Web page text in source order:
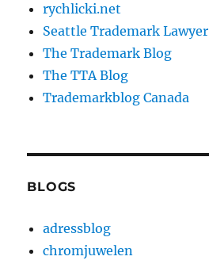
rychlicki.net
Seattle Trademark Lawyer
The Trademark Blog
The TTA Blog
Trademarkblog Canada
BLOGS
adressblog
chromjuwelen